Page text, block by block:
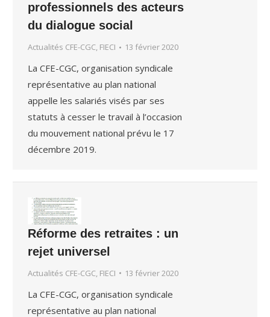
professionnels des acteurs
du dialogue social
Actualités CFE-CGC, FIECI 13 février 2020
La CFE-CGC, organisation syndicale
représentative au plan national
appelle les salariés visés par ses
statuts à cesser le travail à l’occasion
du mouvement national prévu le 17
décembre 2019.
Réforme des retraites : un
rejet universel
Actualités CFE-CGC, FIECI 13 février 2020
La CFE-CGC, organisation syndicale
représentative au plan national